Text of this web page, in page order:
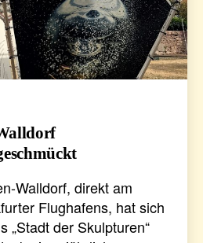
Walldorf, direkt am
Flughafens, hat sich
„Stadt der Skulpturen“